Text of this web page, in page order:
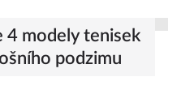
4 modely tenisek
podzimu